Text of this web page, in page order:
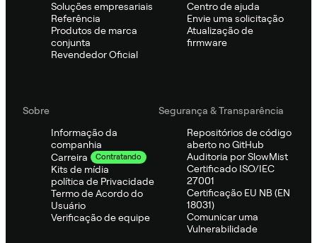
Soluções empresariais
Referência
Produtos de marca
conjunta
Revendedor Oficial
Centro de ajuda
Envie uma solicitação
Atualização de
firmware
Sobre
Informação da
companhia
Carreira
Contratando
Kits de mídia
política de Privacidade
Termo de Acordo do
Usuário
Verificação de equipe
Segurança & Transparência
Repositórios de código
aberto no GitHub
Auditoria por SlowMist
Certificado ISO/IEC
27001
Certificação EU NB (EN
18031)
Comunicar uma
Vulnerabilidade